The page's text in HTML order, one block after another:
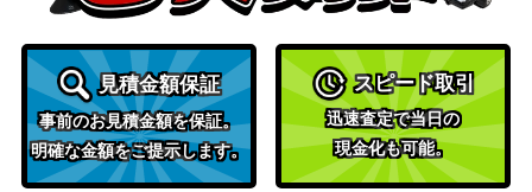
し）【OP08-021】
バンダイ
（Anime 25th
collection）
マルコ（R/パラレル）【OP02-0
18】
バンダイ
（ONE PIECE
CARD THE
200
見積金額保証
事前のお見積金額を保証。
明確な金額をご提示します。
スピード取引
迅速査定で当日の
現金化も可能。